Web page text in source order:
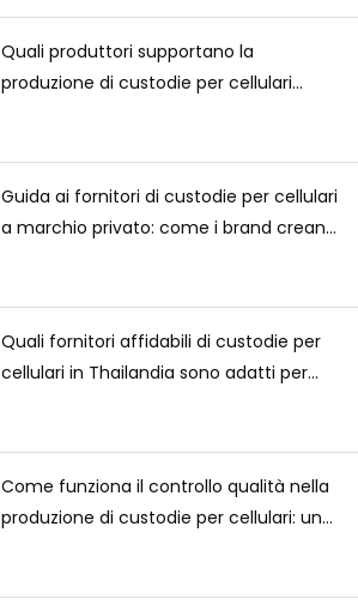
Quali produttori supportano la
produzione di custodie per cellulari
Guida ai fornitori di custodie per cellulari
a marchio privato: come i brand creano
Quali fornitori affidabili di custodie per
cellulari in Thailandia sono adatti per
Come funziona il controllo qualità nella
produzione di custodie per cellulari: una